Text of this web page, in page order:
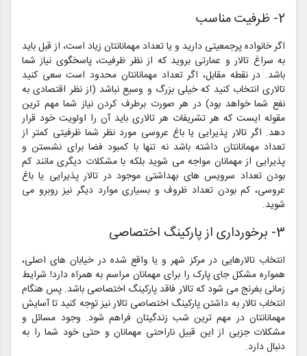
2- ظرفیت مناسب
اگر خانواده پرجمعیتی دارید و یا تعداد مهمانانتان زیاد است، از قبل باید
به سراغ تالار و عمارتی بروید که از نظر ظرفیت، پاسخگوی نیاز شما
باشد. در نقطه مقابل، اگر تعداد مهمانانتان محدود است سعی کنید
تالاری انتخاب کنید که خیلی بزرگ و وسیع نباشد (از نظر اقتصادی به
نفع شما خواهد بود) در هر صورت برطرف کردن نیاز شما مهم ترین
مقوله ایست که هر تشریفات هر تالاری باید آن را اولویت خود قرار
دهد. اگر تالار پذیرایی یا باغ عروسی مورد نظر شما ظرفیتی کمتر از
تعداد مهمانانتان داشته باشد نه تنها با کمبود فضا برای نشستن و
پذیرایی از مهمانان مواجه می شوید بلکه با مشکلات دیگری مانند کم
بودن تعداد سرویس های بهداشتی موجود در تالار پذیرایی یا باغ
عروسی، کم بودن تعداد ظروف و بسیاری موارد دیگر نیز روبرو می
شوید.
3- برخورداری از پارکینگ اختصاصی
انتخاب تالارهایی در مرکز شهر و یا واقع شده در خیابان های اصلی،
همواره مشکل جای پارک را برای مهمانان مراسم به همراه دارد! شرایط
زمانی بغرنج می شود که تالار فاقد پارکینگ اختصاصی باشد. پس هنگام
انتخاب تالار به داشتن پارکینگ اختصاصی تالار نیز توجه کنید تا آسایش
مهمانانتان در مهم ترین شب زندگیتان فراهم شود. وجود مسائل و
مشکلات جزیی از این قبیل ناراحتی مهمانان و حتی خود شما را به
دنبال دارد.